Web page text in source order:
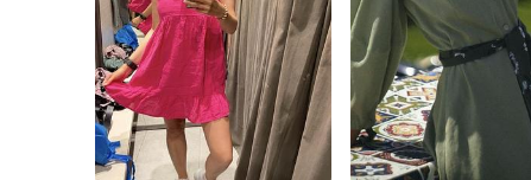
300 грн
350 грн -15%
Сарафан жіночий zara
ХS и еще 1
1100 грн
S'Andri
Платье s'andri “real” с
поясом
M